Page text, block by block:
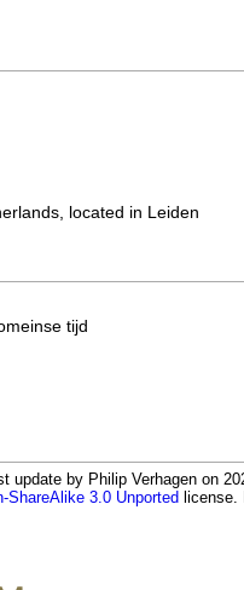
located in Leiden
tijd
update by Philip Verhagen on
ShareAlike 3.0 Unported license.